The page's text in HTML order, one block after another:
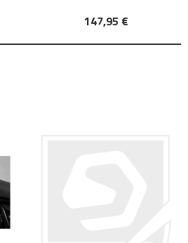
147,95 €